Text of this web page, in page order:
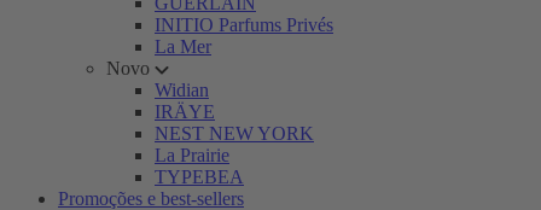
INITIO Parfums Privés
La Mer
Novo
Widian
IRÄYE
NEST NEW YORK
La Prairie
TYPEBEA
Promoções e best-sellers